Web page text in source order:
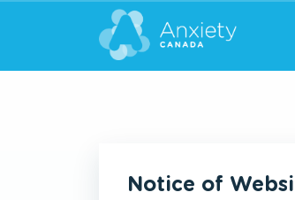
Notice of